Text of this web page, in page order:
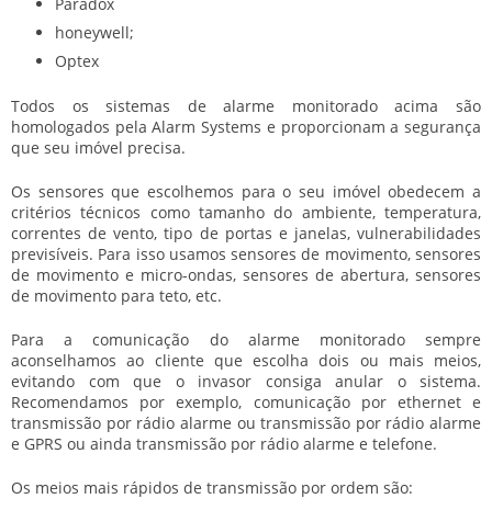
honeywell;
Optex
Todos os sistemas de alarme monitorado acima são
homologados pela Alarm Systems e proporcionam a segurança
que seu imóvel precisa.
Os sensores que escolhemos para o seu imóvel obedecem a
critérios técnicos como tamanho do ambiente, temperatura,
correntes de vento, tipo de portas e janelas, vulnerabilidades
previsíveis. Para isso usamos sensores de movimento, sensores
de movimento e micro-ondas, sensores de abertura, sensores
de movimento para teto, etc.
Para a comunicação do alarme monitorado sempre
aconselhamos ao cliente que escolha dois ou mais meios,
evitando com que o invasor consiga anular o sistema.
Recomendamos por exemplo, comunicação por ethernet e
transmissão por rádio alarme ou transmissão por rádio alarme
e GPRS ou ainda transmissão por rádio alarme e telefone.
Os meios mais rápidos de transmissão por ordem são: